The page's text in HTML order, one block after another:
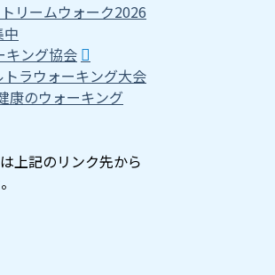
リームウォーク2026
キング協会
ラウォーキング大会
のウォーキング
上記のリンク先から